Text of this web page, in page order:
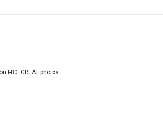
I-80. GREAT photos.